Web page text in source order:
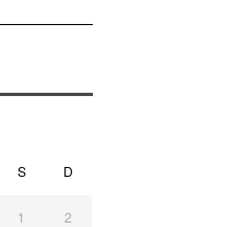
S D
1 2